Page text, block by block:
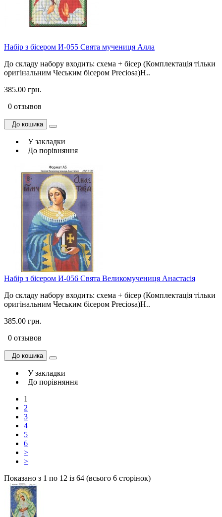
Набір з бісером И-055 Свята мучениця Алла
До складу набору входить: схема + бісер (Комплектація тільки
оригінальним Чеським бісером Preciosa)Н..
385.00 грн.
0 отзывов
До кошика
У закладки
До порівняння
Набір з бісером И-056 Свята Великомучениця Анастасія
До складу набору входить: схема + бісер (Комплектація тільки
оригінальним Чеським бісером Preciosa)Н..
385.00 грн.
0 отзывов
До кошика
У закладки
До порівняння
1
2
3
4
5
6
>
>|
Показано з 1 по 12 із 64 (всього 6 сторінок)